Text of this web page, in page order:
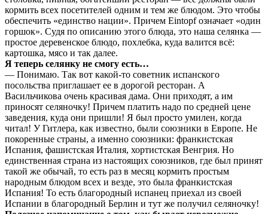
кормить всех посетителей одним и тем же блюдом. Это чтобы
обеспечить «единство нации». Причем Eintopf означает «один
горшок». Судя по описанию этого блюда, это наша селянка —
простое деревенское блюдо, похлебка, куда валится всё:
картошка, мясо и так далее.
Я теперь селянку не смогу есть…
— Понимаю. Так вот какой-то советник испанского
посольства приглашает ее в дорогой ресторан. А
Васильчикова очень красивая дама. Они приходят, а им
приносят селяночку! Причем платить надо по средней цене
заведения, куда они пришли! Я был просто умилен, когда
читал! У Гитлера, как известно, были союзники в Европе. Не
покоренные страны, а именно союзники: франкистская
Испания, фашистская Италия, хортистская Венгрия. Но
единственная страна из настоящих союзников, где был принят
такой же обычай, то есть раз в месяц кормить простым
народным блюдом всех и везде, это была франкистская
Испания! То есть благородный испанец приехал из своей
Испании в благородный Берлин и тут же получил селяночку!